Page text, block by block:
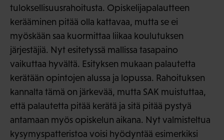
tuloksellisuusrahoitusta. Opiskelijapalautteen
kerääminen pitää olla kattavaa, mutta se ei
myöskään saa kuormittaa liikaa koulutuksen
järjestäjiä. Nyt esitetyssä mallissa tasapaino
vaikuttaa hyvältä. Esityksen mukaan palautetta
kerätään opintojen alussa ja lopussa. Rahoituksen
kannalta tämä on järkevää, mutta SAK muistuttaa,
että palautetta pitää kerätä ja sitä pitää pystyä
antamaan myös opiskelun aikana. Nyt valmisteltua
kysymyspatteristoa voisi hyödyntää esimerkiksi